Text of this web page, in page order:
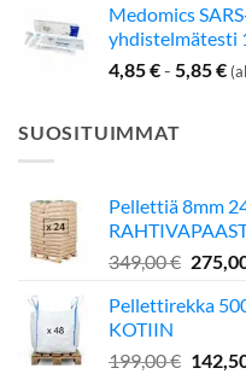
Medomics
yhdistelmätesti
4,85€- 5,85€
SUOSITUIMMAT
Pellettiä 8mm
349,00€
oli:
Pellettirekka
KOTIIN
199,00€